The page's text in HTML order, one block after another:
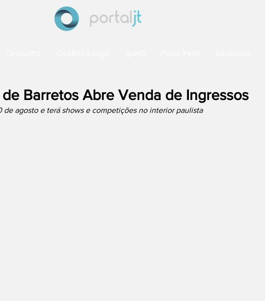
Barretos Abre Venda de Ingressos
de agosto e terá shows e competições no interior paulista